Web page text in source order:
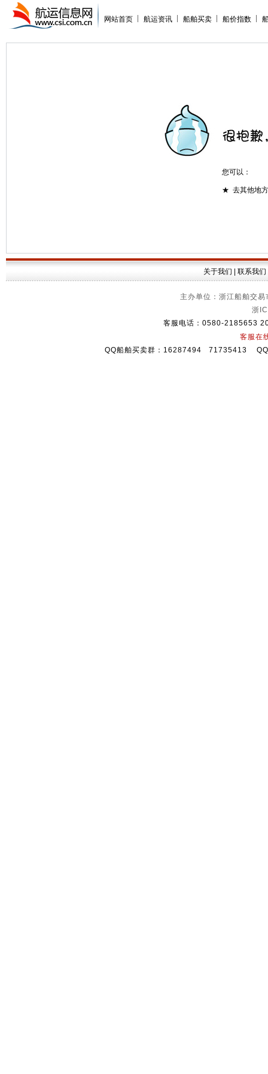
网站首页 航运资讯 船舶买卖 船价指数
您可以：
★ 去其他地
关于我们 联系我们
主办单位：浙江船舶交
浙
客服电话：0580-2185653
客服在
QQ船舶买卖群：16287494 71735413